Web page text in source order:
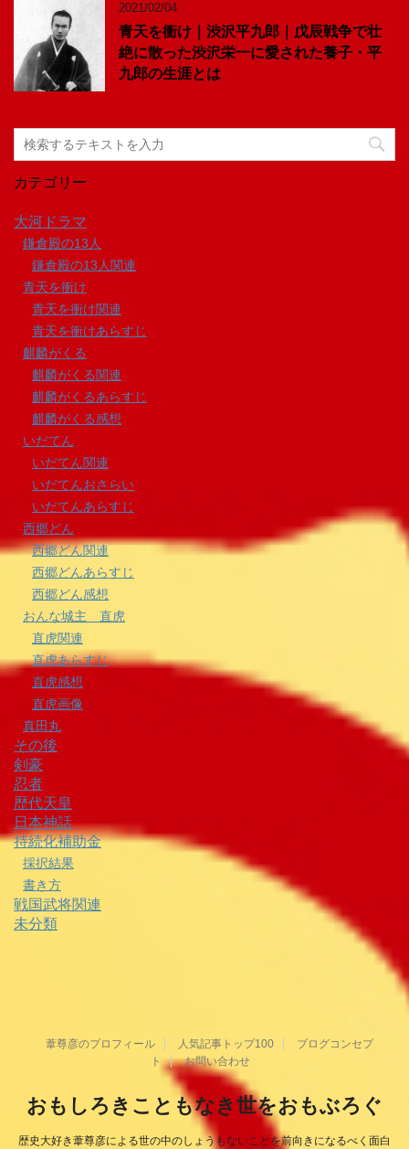
2021/02/04
青天を衝け｜渋沢平九郎｜戊辰戦争で壮
絶に散った渋沢栄一に愛された養子・平
九郎の生涯とは
カテゴリー
大河ドラマ
鎌倉殿の13人
鎌倉殿の13人関連
青天を衝け
青天を衝け関連
青天を衝けあらすじ
麒麟がくる
麒麟がくる関連
麒麟がくるあらすじ
麒麟がくる感想
いだてん
いだてん関連
いだてんおさらい
いだてんあらすじ
西郷どん
西郷どん関連
西郷どんあらすじ
西郷どん感想
おんな城主 直虎
直虎関連
直虎あらすじ
直虎感想
直虎画像
真田丸
その後
剣豪
忍者
歴代天皇
日本神話
持続化補助金
採択結果
書き方
戦国武将関連
未分類
葦尊彦のプロフィール 人気記事トップ100
ブログコンセプ
ト
お問い合わせ
おもしろきこともなき世をおもぶろぐ
歴史大好き葦尊彦による世の中のしょうもないことを前向きになるべく面白